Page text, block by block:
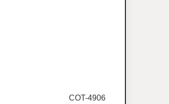
COT-4906